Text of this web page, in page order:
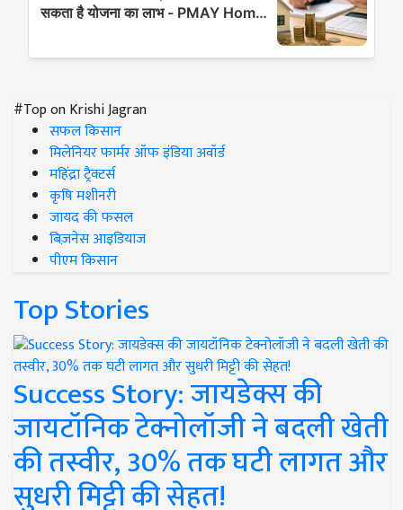
#Top on Krishi Jagran
सफल किसान
मिलेनियर फार्मर ऑफ इंडिया अवॉर्ड
महिंद्रा ट्रैक्टर्स
कृषि मशीनरी
जायद की फसल
बिज़नेस आइडियाज
पीएम किसान
Top Stories
Success Story: जायडेक्स की
जायटॉनिक टेक्नोलॉजी ने बदली खेती
की तस्वीर, 30% तक घटी लागत और
सुधरी मिट्टी की सेहत!